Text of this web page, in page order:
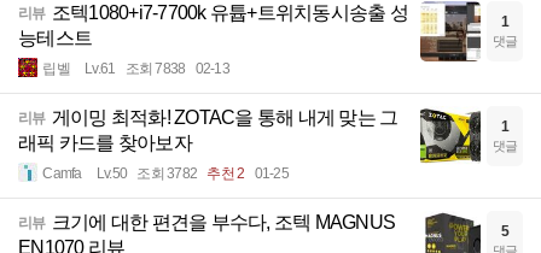
리뷰 조텍1080+i7-7700k 유튭+트위치동시송출 성
능테스트
립벨 Lv.61 조회 7838 02-13
1
댓글
리뷰 게이밍 최적화! ZOTAC을 통해 내게 맞는 그
래픽 카드를 찾아보자
Camfa Lv.50 조회 3782 추천 2 01-25
1
댓글
리뷰 크기에 대한 편견을 부수다, 조텍 MAGNUS
EN1070 리뷰
5